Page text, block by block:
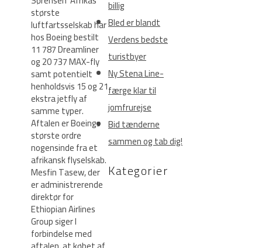
største
luftfartsselskab har
hos Boeing bestilt
11 787 Dreamliner
og 20 737 MAX-fly
samt potentielt
henholdsvis 15 og 21
ekstra jetfly af
samme typer.
Aftalen er Boeings
største ordre
nogensinde fra et
afrikansk flyselskab.
Mesfin Tasew, der
er administrerende
direktør for
Ethiopian Airlines
Group siger I
forbindelse med
billig
Bled er blandt
Verdens bedste
turistbyer
Ny Stena Line-
færge klar til
jomfrurejse
Bid tænderne
sammen og tab dig!
Kategorier